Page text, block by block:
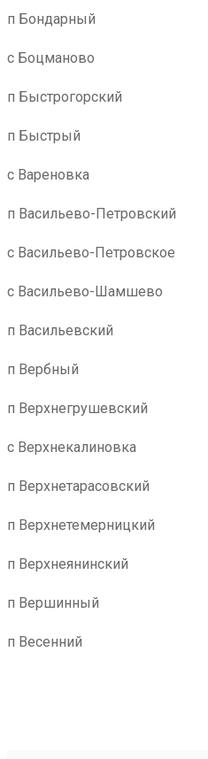
п Бондарный
с Боцманово
п Быстрогорский
п Быстрый
с Вареновка
п Васильево-Петровский
с Васильево-Петровское
с Васильево-Шамшево
п Васильевский
п Вербный
п Верхнегрушевский
с Верхнекалиновка
п Верхнетарасовский
п Верхнетемерницкий
п Верхнеянинский
п Вершинный
п Весенний